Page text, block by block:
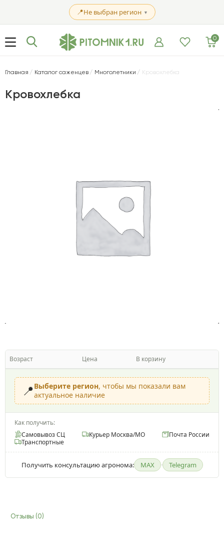
📍Не выбран регион ▼
0
Главная Каталог саженцев Многолетники Кровохлебка
Кровохлебка
Возраст Цена В корзину
📍 Выберите регион, чтобы мы показали вам
актуальное наличие
Как получить:
Самовывоз СЦ
Курьер Москва/МО
Почта России
Транспортные
Получить консультацию агронома: MAX · Telegram
Отзывы (0)